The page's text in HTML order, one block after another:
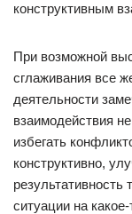
конструктивным
При возможной
сглаживания все
деятельности
взаимодействия
избегать
конструктивно,
ситуации на